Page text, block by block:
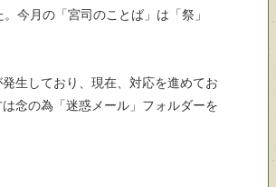
今月の「宮司のことば」は「祭」
生しており、現在、対応を進めてお
念の為「迷惑メール」フォルダーを